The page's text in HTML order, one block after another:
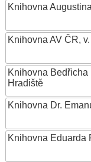
Knihovna
Knihovna AV ČR, v.
Knihovna
Hradiště
Knihovna Dr.
Knihovna Eduarda